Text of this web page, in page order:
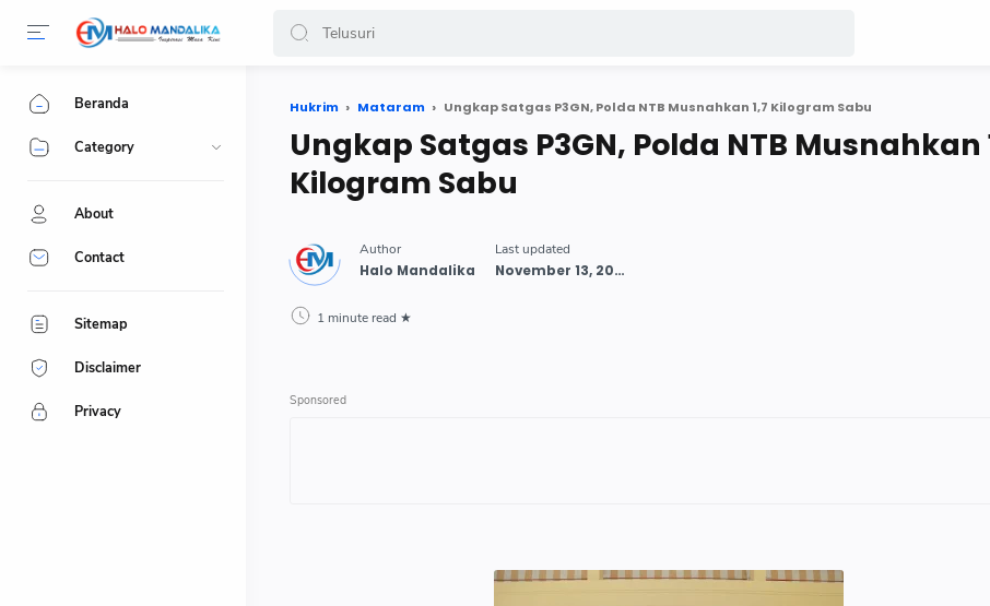
Hukrim Mataram Ungkap Satgas P3GN, Polda NTB Musnahkan 1,7 Kilogram Sabu
Ungkap Satgas P3GN, Polda NTB Musnahkan
Kilogram Sabu
1 minute read
Beranda
Category
About
Contact
Sitemap
Disclaimer
Privacy